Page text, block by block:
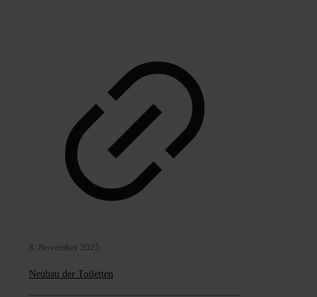
8. November 2025
Neubau der Toiletten